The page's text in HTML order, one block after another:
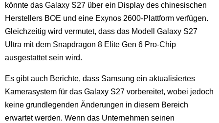
könnte das Galaxy S27 über ein Display des chinesischen
Herstellers BOE und eine Exynos 2600-Plattform verfügen.
Gleichzeitig wird vermutet, dass das Modell Galaxy S27
Ultra mit dem Snapdragon 8 Elite Gen 6 Pro-Chip
ausgestattet sein wird.
Es gibt auch Berichte, dass Samsung ein aktualisiertes
Kamerasystem für das Galaxy S27 vorbereitet, wobei jedoch
keine grundlegenden Änderungen in diesem Bereich
erwartet werden. Wenn das Unternehmen seinen